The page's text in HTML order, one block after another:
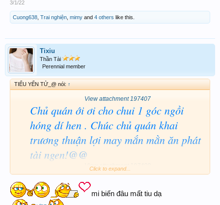
3/1/22
Cuong638 Trai nghiện mimy and 4 others like this.
Tixiu
Thần Tài
Perennial member
TIỂU YẾN TỬ_@ nói: ↑
View attachment 197407
Chủ quán ới ơi cho chui 1 góc ngồi
hóng dí hen . Chúc chủ quán khai
trương thuận lợi may mắn mằn ăn phát
tài ngen!@@
View attachment 197408
Click to expand...
mi biến đâu mất tiu dạ